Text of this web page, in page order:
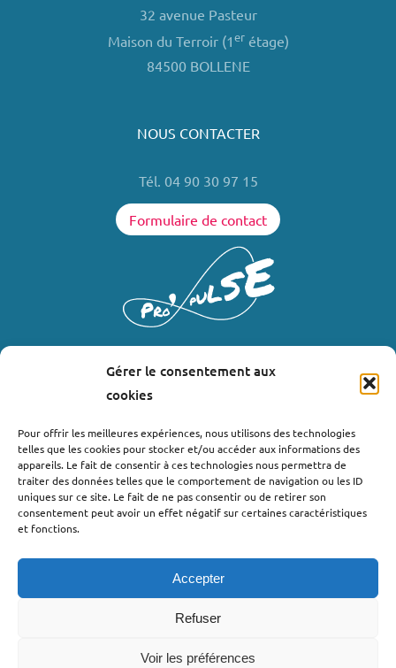
Gérer le consentement aux
cookies
Pour offrir les meilleures expériences, nous utilisons des technologies
telles que les cookies pour stocker et/ou accéder aux informations des
appareils. Le fait de consentir à ces technologies nous permettra de
traiter des données telles que le comportement de navigation ou les ID
uniques sur ce site. Le fait de ne pas consentir ou de retirer son
consentement peut avoir un effet négatif sur certaines caractéristiques
et fonctions.
Accepter
Refuser
Voir les préférences
32 avenue Pasteur
Maison du Terroir (1erétage)
84500 BOLLENE
NOUS CONTACTER
Tél. 04 90 30 97 15
Formulaire de contact
Où nous trouver ?
Bollène
Nyons
Valréas
Lachapelle-sous-Aubenas
©2022 - Pro’pulse by Initiative Seuil de Provence Ardèche